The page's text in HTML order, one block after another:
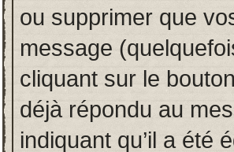
ou supprimer que
message
cliquant sur le bouton
déjà répondu au
indiquant qu’il a été